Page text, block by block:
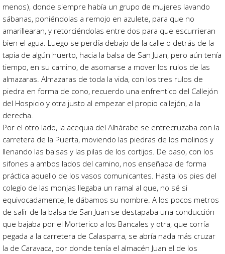
menos), donde siempre había un grupo de mujeres lavando
sábanas, poniéndolas a remojo en azulete, para que no
amarillearan, y retorciéndolas entre dos para que escurrieran
bien el agua. Luego se perdía debajo de la calle o detrás de la
tapia de algún huerto, hacia la balsa de San Juan, pero aún tenía
tiempo, en su camino, de asomarse a mover los rulos de las
almazaras. Almazaras de toda la vida, con los tres rulos de
piedra en forma de cono, recuerdo una enfrentico del Callejón
del Hospicio y otra justo al empezar el propio callejón, a la
derecha.
Por el otro lado, la acequia del Alhárabe se entrecruzaba con la
carretera de la Puerta, moviendo las piedras de los molinos y
llenando las balsas y las pilas de los cortijos. De paso, con los
sifones a ambos lados del camino, nos enseñaba de forma
práctica aquello de los vasos comunicantes. Hasta los pies del
colegio de las monjas llegaba un ramal al que, no sé si
equivocadamente, le dábamos su nombre. A los pocos metros
de salir de la balsa de San Juan se destapaba una conducción
que bajaba por el Morterico a los Bancales y otra, que corría
pegada a la carretera de Calasparra, se abría nada más cruzar
la de Caravaca, por donde tenía el almacén Juan el de los